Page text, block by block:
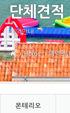
단체견적
예약안내
Home 예약안
몬테리오